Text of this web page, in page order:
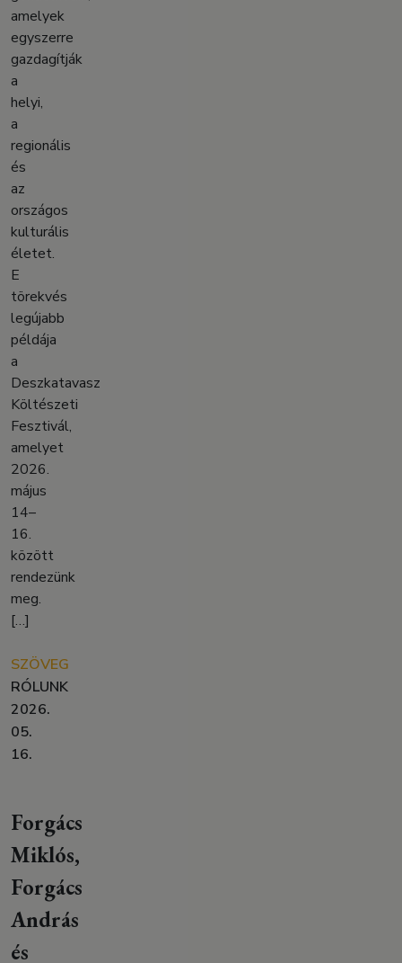
amelyek
egyszerre
gazdagítják
a
helyi,
a
regionális
és
az
országos
kulturális
életet.
E
törekvés
legújabb
példája
a
Deszkatavasz
Költészeti
Fesztivál,
amelyet
2026.
május
14–
16.
között
rendezünk
meg.
[…]
SZÖVEG
RÓLUNK
2026.
05.
16.
Forgács
Miklós,
Forgács
András
és